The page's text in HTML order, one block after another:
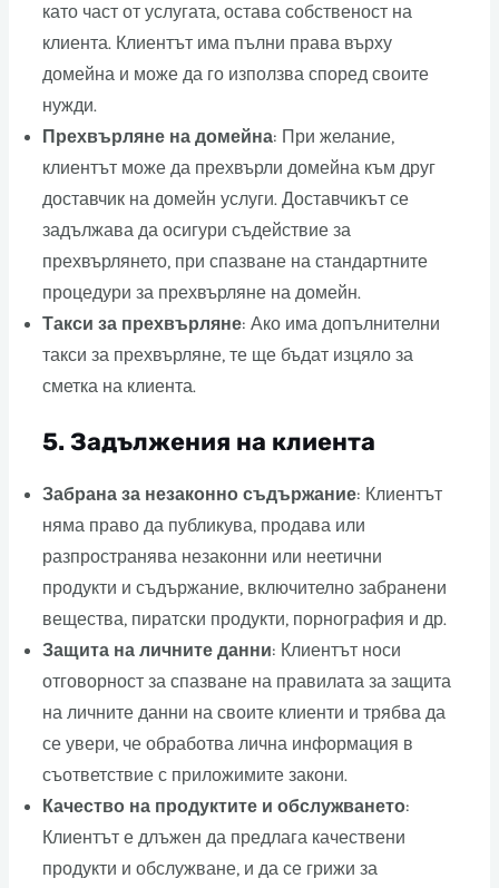
като част от услугата, остава собственост на
клиента. Клиентът има пълни права върху
домейна и може да го използва според своите
нужди.
Прехвърляне на домейна: При желание,
клиентът може да прехвърли домейна към друг
доставчик на домейн услуги. Доставчикът се
задължава да осигури съдействие за
прехвърлянето, при спазване на стандартните
процедури за прехвърляне на домейн.
Такси за прехвърляне: Ако има допълнителни
такси за прехвърляне, те ще бъдат изцяло за
сметка на клиента.
5. Задължения на клиента
Забрана за незаконно съдържание: Клиентът
няма право да публикува, продава или
разпространява незаконни или неетични
продукти и съдържание, включително забранени
вещества, пиратски продукти, порнография и др.
Защита на личните данни: Клиентът носи
отговорност за спазване на правилата за защита
на личните данни на своите клиенти и трябва да
се увери, че обработва лична информация в
съответствие с приложимите закони.
Качество на продуктите и обслужването:
Клиентът е длъжен да предлага качествени
продукти и обслужване, и да се грижи за